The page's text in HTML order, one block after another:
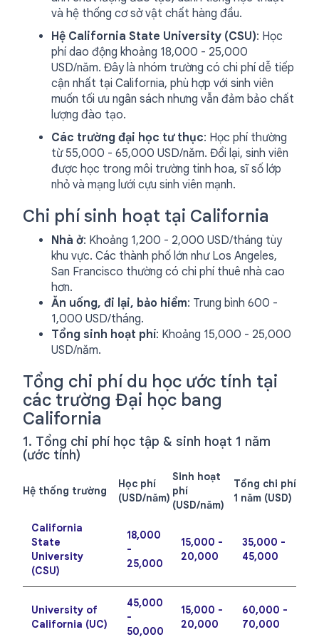
và hệ thống cơ sở vật chất hàng đầu.
Hệ California State University (CSU): Học
phí dao động khoảng 18,000 - 25,000
USD/năm. Đây là nhóm trường có chi phí dễ tiếp
cận nhất tại California, phù hợp với sinh viên
muốn tối ưu ngân sách nhưng vẫn đảm bảo chất
lượng đào tạo.
Các trường đại học tư thục: Học phí thường
từ 55,000 - 65,000 USD/năm. Đổi lại, sinh viên
được học trong môi trường tinh hoa, sĩ số lớp
nhỏ và mạng lưới cựu sinh viên mạnh.
Chi phí sinh hoạt tại California
Nhà ở: Khoảng 1,200 - 2,000 USD/tháng tùy
khu vực. Các thành phố lớn như Los Angeles,
San Francisco thường có chi phí thuê nhà cao
hơn.
Ăn uống, đi lại, bảo hiểm: Trung bình 600 -
1,000 USD/tháng.
Tổng sinh hoạt phí: Khoảng 15,000 - 25,000
USD/năm.
Tổng chi phí du học ước tính tại
các trường Đại học bang
California
1. Tổng chi phí học tập & sinh hoạt 1 năm
(ước tính)
Hệ thống trường
Học phí
(USD/năm)
Sinh hoạt
phí
(USD/năm)
Tổng chi phí
1 năm (USD)
California
State
University
(CSU)
18,000
-
25,000
15,000 -
20,000
35,000 -
45,000
University of
California (UC)
45,000
-
50,000
15,000 -
20,000
60,000 -
70,000